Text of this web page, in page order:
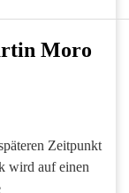
Moro
Zeitpunkt
wird auf einen